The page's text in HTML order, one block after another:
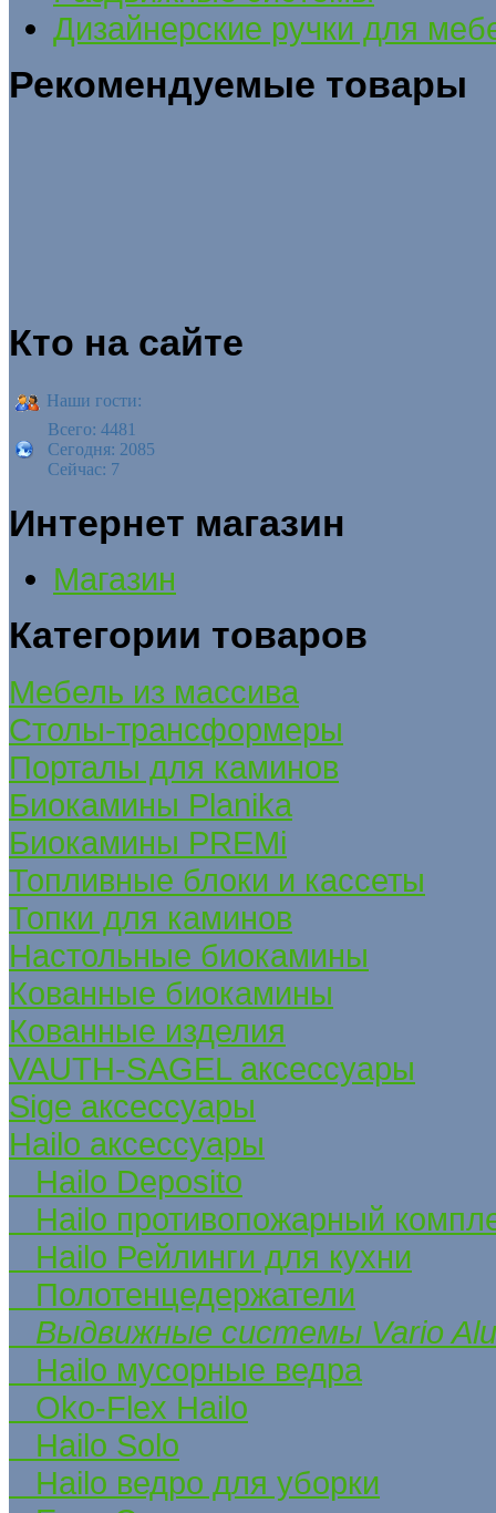
Дизайнерские ручки для
Рекомендуемые товары
Кто на сайте
Наши гости:
Всего: 4481
Сегодня: 2085
Сейчас: 7
Интернет магазин
Магазин
Категории товаров
Мебель из массива
Столы-трансформеры
Порталы для каминов
Биокамины Planika
Биокамины PREMi
Топливные блоки и кассеты
Топки для каминов
Настольные биокамины
Кованные биокамины
Кованные изделия
VAUTH-SAGEL аксессуары
Sige аксессуары
Hailo аксессуары
Hailo Deposito
Hailo противопожарный
Hailo Рейлинги для кухни
Полотенцедержатели
Выдвижные системы Vario
Hailo мусорные ведра
Oko-Flex Hailo
Hailo Solo
Hailo ведро для уборки